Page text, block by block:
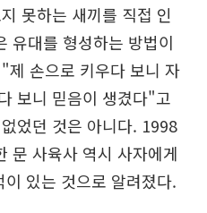
못하는 새끼를 직접 인
유대를 형성하는 방법이
제 손으로 키우다 보니 자
보니 믿음이 생겼다"고
었던 것은 아니다. 1998
문 사육사 역시 사자에게
있는 것으로 알려졌다.